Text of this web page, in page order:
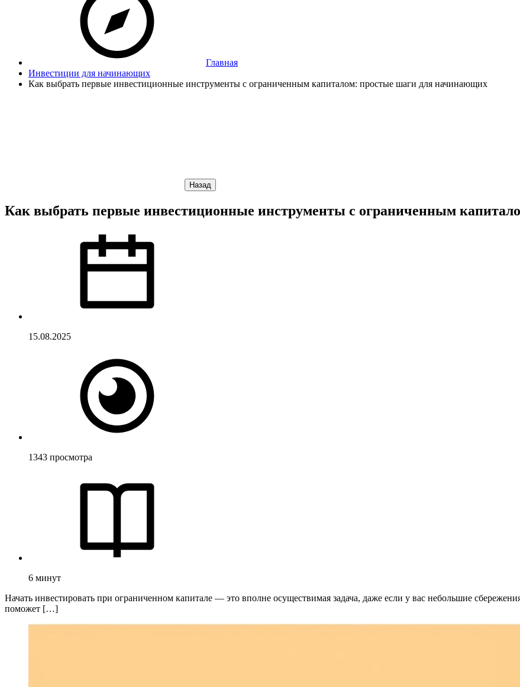
Главная
Инвестиции для начинающих
Как выбрать первые инвестиционные инструменты с ограниченным капиталом: простые шаги для начинающих
Назад
Как выбрать первые инвестиционные инструменты с ограниченным
15.08.2025
1343 просмотра
6 минут
Начать инвестировать при ограниченном капитале — это вполне осуществимая задача, даже если у вас небольшие
поможет […]